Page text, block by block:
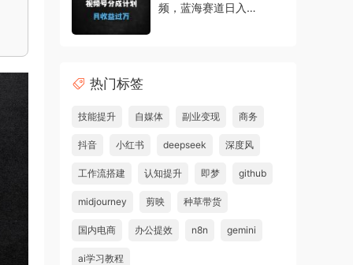
频，蓝海赛道日入
热门标签
技能提升 自媒体 副业变现 商务
抖音 小红书 deepseek 深度风
工作流搭建 认知提升 即梦 github
midjourney 剪映 种草带货
国内电商 办公提效 n8n gemini
ai学习教程